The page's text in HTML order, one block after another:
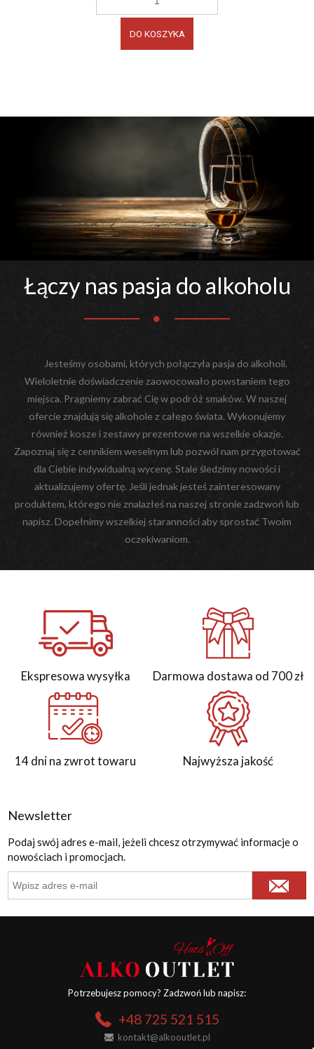
DO KOSZYKA
Łączy nas pasja do alkoholu
Jesteśmy osobami, których połączyła pasja do alkoholi.
Wieloletnie doświadczenie zaowocowało powstaniem tego
miejsca. Pragniemy zabrać Cię w podróż smaków. W naszej
ofercie znajdują się alkohole z całego świata. Wykonujemy
również kosze i zestawy prezentowe na wszelkie okazje.
Zapoznaj się z cennikiem weselnym lub pozwól nam przygotować
dla Ciebie indywidualną wycenę. Stale śledzimy nowości i
aktualizujemy ofertę. Jeśli jednak jesteś zainteresowany
produktem, którego nie znalazłeś na naszej stronie zadzwoń lub
napisz. Dopełnimy wszelkiej staranności aby sprostać Twoim
oczekiwaniom.
Ekspresowa wysyłka Darmowa dostawa od 700 zł
14 dni na zwrot towaru Najwyższa jakość
Newsletter
Podaj swój adres e-mail, jeżeli chcesz otrzymywać informacje o
nowościach i promocjach.
Potrzebujesz pomocy? Zadzwoń lub napisz:
+48 725 521 515
kontakt@alkooutlet.pl